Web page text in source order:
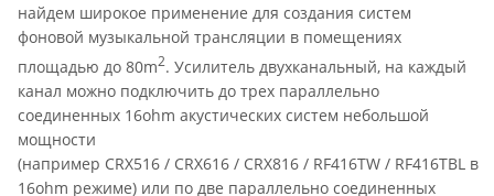
найдем широкое применение для создания систем
фоновой музыкальной трансляции в помещениях
площадью до 80m2. Усилитель двухканальный, на каждый
канал можно подключить до трех параллельно
соединенных 16ohm акустических систем небольшой
мощности
(например CRX516 / CRX616 / CRX816 / RF416TW / RF416TBL в
16ohm режиме) или по две параллельно соединенных